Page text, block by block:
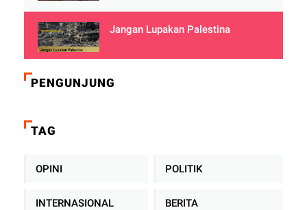
Jangan Lupakan Palestina
PENGUNJUNG
TAG
OPINI POLITIK
INTERNASIONAL BERITA